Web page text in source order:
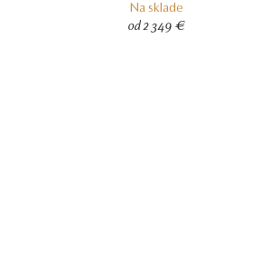
Na sklade
od 2 349 €